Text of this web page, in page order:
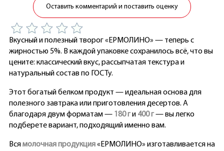
Оставить комментарий и поставить оценку
Вкусный и полезный творог «ЕРМОЛИНО» — теперь с
жирностью 5%. В каждой упаковке сохранилось всё, что вы
цените: классический вкус, рассыпчатая текстура и
натуральный состав по ГОСТу.
Этот богатый белком продукт — идеальная основа для
полезного завтрака или приготовления десертов. А
благодаря двум форматам — 180 ги 400 г— вы легко
подберете вариант, подходящий именно вам.
Всямолочная продукция«ЕРМОЛИНО» изготавливается на